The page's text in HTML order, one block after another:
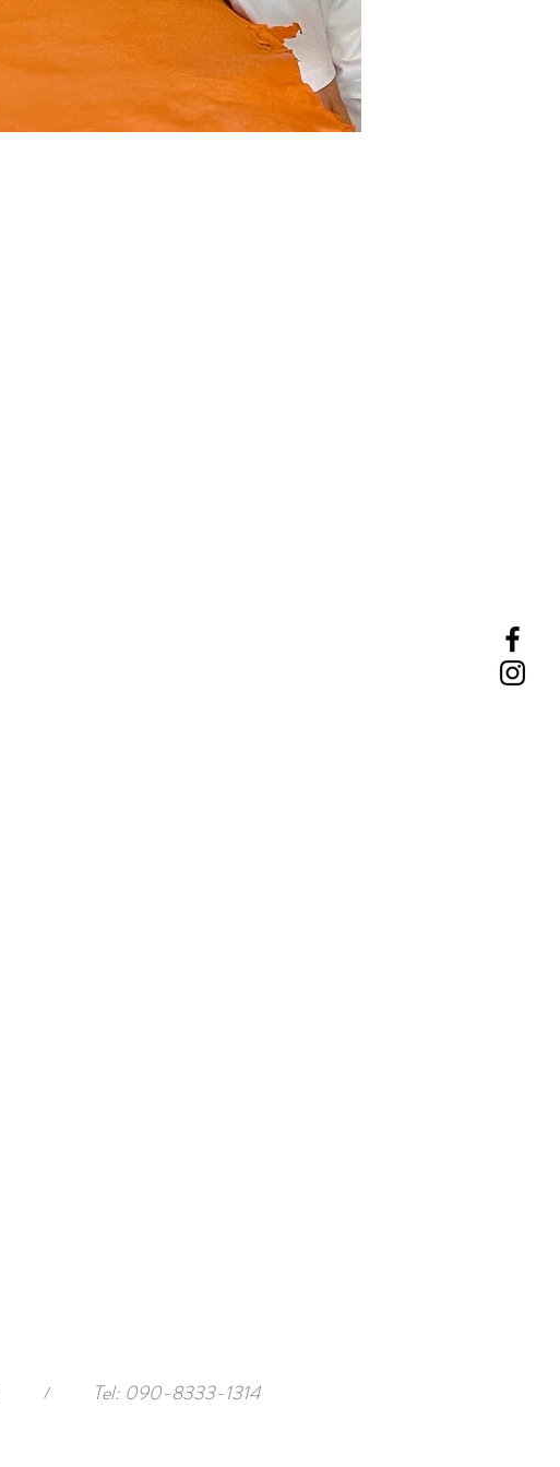
/ Tel: 090-8333-1314